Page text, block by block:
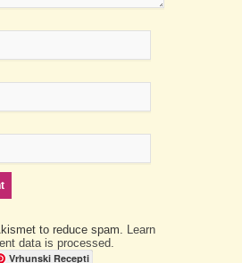
to reduce spam. Learn
data is processed.
Vrhunski Recepti